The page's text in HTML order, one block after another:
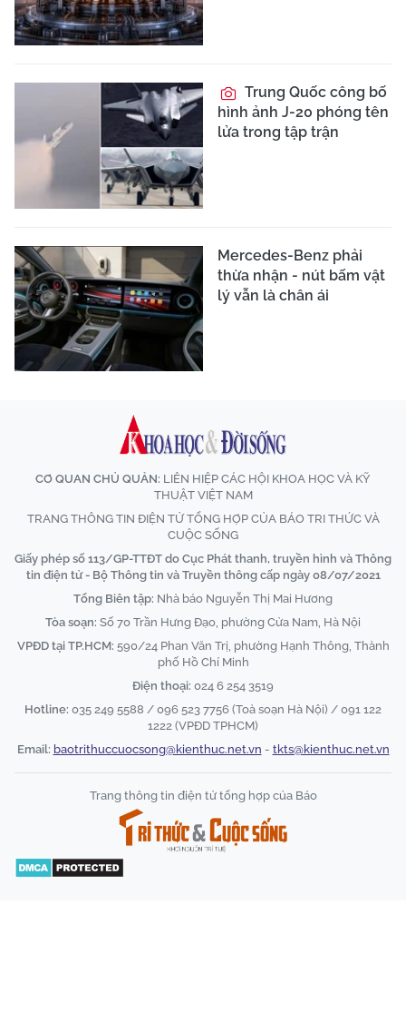
Trung Quốc công bố
hình ảnh J-20 phóng tên
lửa trong tập trận
Mercedes-Benz phải
thừa nhận - nút bấm vật
lý vẫn là chân ái
CƠ QUAN CHỦ QUẢN: LIÊN HIỆP CÁC HỘI KHOA HỌC VÀ KỸ
THUẬT VIỆT NAM
TRANG THÔNG TIN ĐIỆN TỬ TỔNG HỢP CỦA BÁO TRI THỨC VÀ
CUỘC SỐNG
Giấy phép số 113/GP-TTĐT do Cục Phát thanh, truyền hình và Thông
tin điện tử - Bộ Thông tin và Truyền thông cấp ngày 08/07/2021
Tổng Biên tập: Nhà báo Nguyễn Thị Mai Hương
Tòa soạn: Số 70 Trần Hưng Đạo, phường Cửa Nam, Hà Nội
VPĐD tại TP.HCM: 590/24 Phan Văn Trị, phường Hạnh Thông, Thành
phố Hồ Chí Minh
Điện thoại: 024 6 254 3519
Hotline: 035 249 5588 / 096 523 7756 (Toà soạn Hà Nội) / 091 122
1222 (VPĐD TPHCM)
Email: baotrithuccuocsong@kienthuc.net.vn - tkts@kienthuc.net.vn
Trang thông tin điện tử tổng hợp của Báo